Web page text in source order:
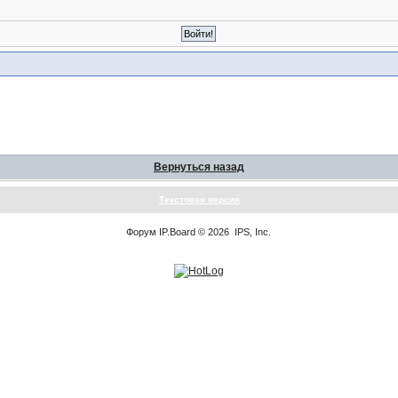
Вернуться назад
Текстовая версия
Форум IP.Board © 2026 IPS, Inc